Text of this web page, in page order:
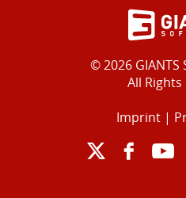
© 2026
All Rights
Imprint|